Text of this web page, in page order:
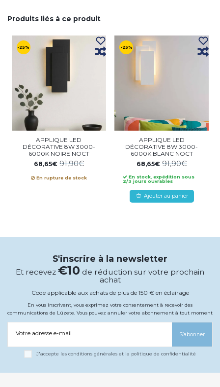
Produits liés à ce produit
-25%
APPLIQUE LED
DÉCORATIVE 8W 3000-
6000K NOIRE NOCT
68,65€91,90€
En rupture de stock
-25%
APPLIQUE LED
DÉCORATIVE 8W 3000-
6000K BLANC NOCT
68,65€91,90€
En stock, expédition sous
2/3 jours ouvrables
Ajouter au panier
S'inscrire à la newsletter
Et recevez €10 de réduction sur votre prochain
achat
Code applicable aux achats de plus de 150 € en éclairage
En vous inscrivant, vous exprimez votre consentement à recevoir des
communications de Lúzete. Vous pouvez annuler votre abonnement à tout moment
Votre adresse e-mail S’abonner
J'accepte les conditions générales et la politique de confidentialité